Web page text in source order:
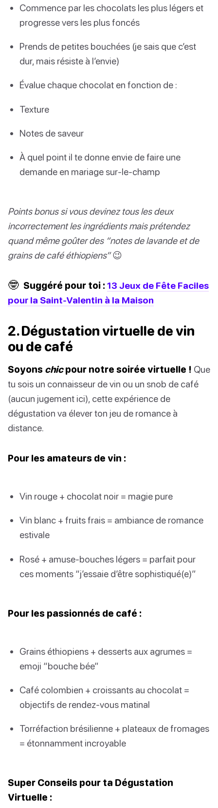
Commence par les chocolats les plus légers et
progresse vers les plus foncés
Prends de petites bouchées (je sais que c’est
dur, mais résiste à l’envie)
Évalue chaque chocolat en fonction de :
Texture
Notes de saveur
À quel point il te donne envie de faire une
demande en mariage sur-le-champ
Points bonus si vous devinez tous les deux
incorrectement les ingrédients mais prétendez
quand même goûter des “notes de lavande et de
grains de café éthiopiens”😉
🤓 Suggéré pour toi : 13 Jeux de Fête Faciles
pour la Saint-Valentin à la Maison
2. Dégustation virtuelle de vin
ou de café
Soyons chicpour notre soirée virtuelle ! Que
tu sois un connaisseur de vin ou un snob de café
(aucun jugement ici), cette expérience de
dégustation va élever ton jeu de romance à
distance.
Pour les amateurs de vin :
Vin rouge + chocolat noir = magie pure
Vin blanc + fruits frais = ambiance de romance
estivale
Rosé + amuse-bouches légers = parfait pour
ces moments “j’essaie d’être sophistiqué(e)”
Pour les passionnés de café :
Grains éthiopiens + desserts aux agrumes =
emoji “bouche bée”
Café colombien + croissants au chocolat =
objectifs de rendez-vous matinal
Torréfaction brésilienne + plateaux de fromages
= étonnamment incroyable
Super Conseils pour ta Dégustation
Virtuelle :